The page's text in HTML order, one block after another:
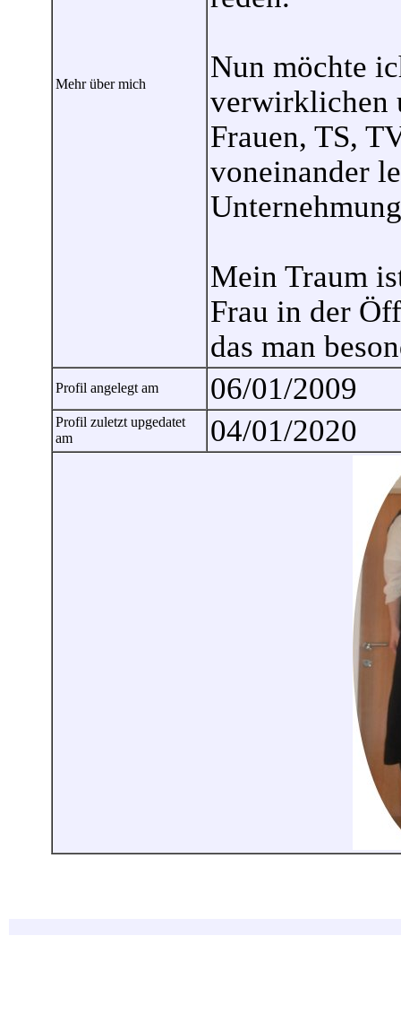
Mehr über mich
Nun möchte
verwirklichen
Frauen, TS,
voneinander
Mein Traum
Frau in der
das man
Profil angelegt am 06/01/2009
Profil zuletzt upgedatet
am
04/01/2020